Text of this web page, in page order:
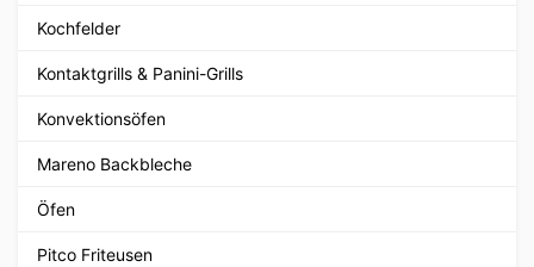
Kochfelder
Kontaktgrills & Panini-Grills
Konvektionsöfen
Mareno Backbleche
Öfen
Pitco Friteusen